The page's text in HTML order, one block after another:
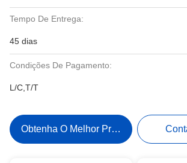
Tempo De Entrega:
45 dias
Condições De Pagamento:
L/C,T/T
Obtenha O Melhor Preço